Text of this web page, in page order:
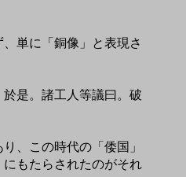
単に「銅像」と表現さ
是。諸工人等議曰。破
、この時代の「倭国」
もたらされたのがそれ